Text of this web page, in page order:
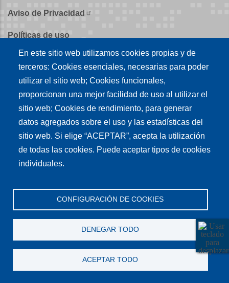
En este sitio web utilizamos cookies propias y de
terceros: Cookies esenciales, necesarias para poder
utilizar el sitio web; Cookies funcionales,
proporcionan una mejor facilidad de uso al utilizar el
sitio web; Cookies de rendimiento, para generar
datos agregados sobre el uso y las estadísticas del
sitio web. Si elige “ACEPTAR”, acepta la utilización
de todas las cookies. Puede aceptar tipos de cookies
individuales.
CONFIGURACIÓN DE COOKIES
DENEGAR TODO
ACEPTAR TODO
Aviso de Privacidad
Políticas de uso
Políticas de publicación
Créditos
Tu conexión es
Síguenos en nuestras redes sociales